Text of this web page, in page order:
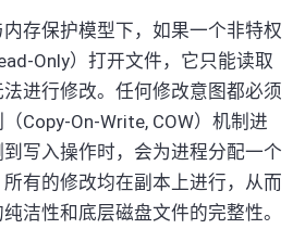
存保护模型下，如果一个非特权
Only）打开文件，它只能读取
进行修改。任何修改意图都必须
Copy-On-Write, COW）机制进
写入操作时，会为进程分配一个
有的修改均在副本上进行，从而
洁性和底层磁盘文件的完整性。